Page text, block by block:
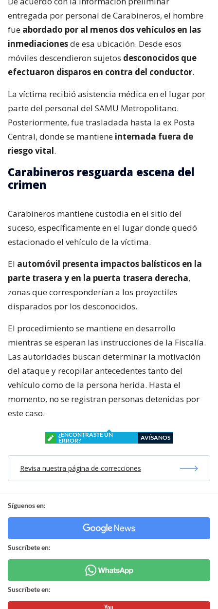
entregada por personal de Carabineros, el hombre
fue abordado por al menos dos vehículos en las
inmediacionesde esa ubicación. Desde esos
móviles descendieron sujetos desconocidos que
efectuaron disparos en contra del conductor.
La víctima recibió asistencia médica en el lugar por
parte del personal del SAMU Metropolitano.
Posteriormente, fue trasladada hasta la ex Posta
Central, donde se mantiene internada fuera de
riesgo vital.
Carabineros resguarda escena del
crimen
Carabineros mantiene custodia en el sitio del
suceso, específicamente en el lugar donde quedó
estacionado el vehículo de la víctima.
El automóvil presenta impactos balísticos en la
parte trasera y en la puerta trasera derecha,
zonas que corresponderían a los proyectiles
disparados por los desconocidos.
El procedimiento se mantiene en desarrollo
mientras se esperan las instrucciones de la Fiscalía.
Las autoridades buscan determinar la motivación
del ataque y recopilar antecedentes tanto del
vehículo como de la persona herida. Hasta el
momento, no se registran personas detenidas por
este caso.
¿ENCONTRASTE UN
ERROR?
AVÍSANOS
Revisa nuestra página de correcciones
Síguenos en:
Suscríbete en:
Suscríbete en: